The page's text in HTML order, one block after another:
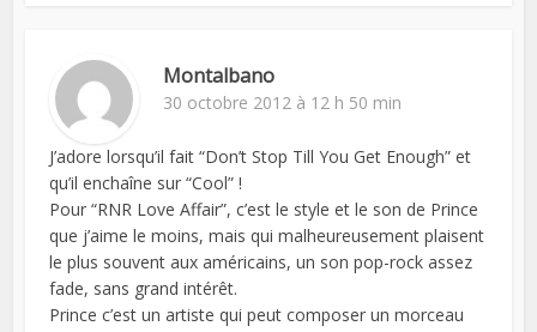
Montalbano
30 octobre 2012 à 12 h 50 min
J’adore lorsqu’il fait “Don’t Stop Till You Get Enough” et
qu’il enchaîne sur “Cool” !
Pour “RNR Love Affair”, c’est le style et le son de Prince
que j’aime le moins, mais qui malheureusement plaisent
le plus souvent aux américains, un son pop-rock assez
fade, sans grand intérêt.
Prince c’est un artiste qui peut composer un morceau